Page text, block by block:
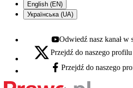
English (EN)
Українська (UA)
Youtube - otwiera się w nowej
Odwiedź nasz kanał w
X - otwiera się w nowej karcie
Przejdź do naszego
Facebook - otwiera się w nowej
Przejdź do naszego